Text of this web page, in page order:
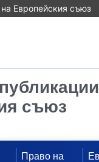
Европейския съюз
съюз
Право на